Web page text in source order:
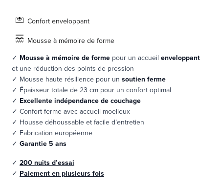
Confort enveloppant
Mousse à mémoire de forme
✓ Mousse à mémoire de forme pour un accueil enveloppant
et une réduction des points de pression
✓ Mousse haute résilience pour un soutien ferme
✓ Épaisseur totale de 23 cm pour un confort optimal
✓ Excellente indépendance de couchage
✓ Confort ferme avec accueil moelleux
✓ Housse déhoussable et facile d’entretien
✓ Fabrication européenne
✓ Garantie 5 ans
✓ 200 nuits d’essai
✓ Paiement en plusieurs fois